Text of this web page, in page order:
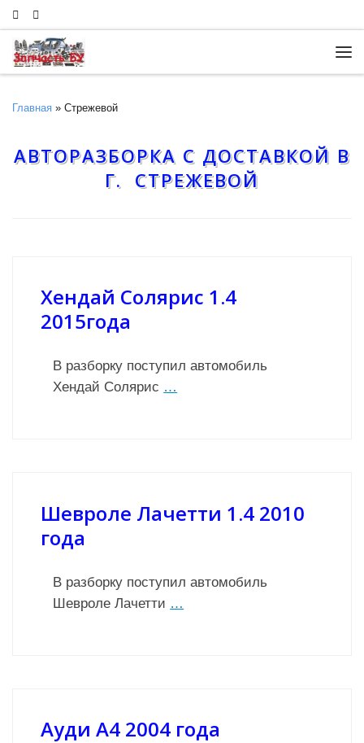
Skip to content
Главная » Стрежевой
АВТОРАЗБОРКА С ДОСТАВКОЙ В
Г. СТРЕЖЕВОЙ
Хендай Солярис 1.4
2015года
В разборку поступил автомобиль
Хендай Солярис …
Шевроле Лачетти 1.4 2010
года
В разборку поступил автомобиль
Шевроле Лачетти …
Ауди А4 2004 года